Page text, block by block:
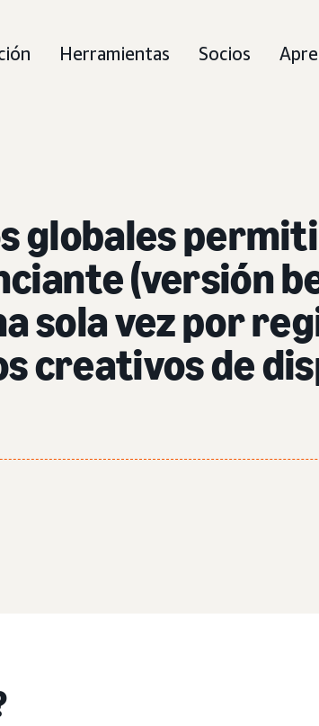
Herramientas Socios
globales
(versión
sola vez por
creativos de